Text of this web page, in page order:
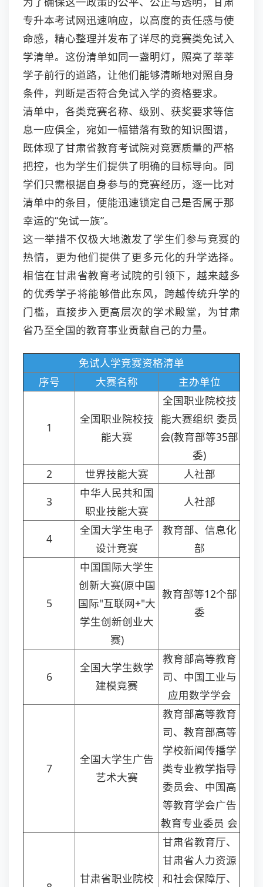
专升本考试网迅速响应，以高度的责任感与使
命感，精心整理并发布了详尽的竞赛类免试入
学清单。这份清单如同一盏明灯，照亮了莘莘
学子前行的道路，让他们能够清晰地对照自身
条件，判断是否符合免试入学的资格要求。
清单中，各类竞赛名称、级别、获奖要求等信
息一应俱全，宛如一幅错落有致的知识图谱，
既体现了甘肃省教育考试院对竞赛质量的严格
把控，也为学生们提供了明确的目标导向。同
学们只需根据自身参与的竞赛经历，逐一比对
清单中的条目，便能迅速锁定自己是否属于那
幸运的“免试一族”。
这一举措不仅极大地激发了学生们参与竞赛的
热情，更为他们提供了更多元化的升学选择。
相信在甘肃省教育考试院的引领下，越来越多
的优秀学子将能够借此东风，跨越传统升学的
门槛，直接步入更高层次的学术殿堂，为甘肃
省乃至全国的教育事业贡献自己的力量。
免试人学竞赛资格清单
序号
大赛名称 主办单位
1
全国职业院校技
能大赛
全国职业院校技
能大赛组织 委员
会(教育部等35部
委)
2
世界技能大赛
人社部
3
中华人民共和国
职业技能大赛
人社部
4
全国大学生电子
设计竞赛
教育部、信息化
部
5
中国国际大学生
创新大赛(原中国
国际"互联网+"大
学生创新创业大
赛)
教育部等12个部
委
6
全国大学生数学
建模竞赛
教育部高等教育
司、中国工业与
应用数学学会
7
全国大学生广告
艺术大赛
教育部高等教育
司、教育部高等
学校新闻传播学
类专业教学指导
委员会、中国高
等教育学会广告
教育专业委员 会
甘肃省职业院校
甘肃省教育厅、
甘肃省人力资源
和社会保障厅、